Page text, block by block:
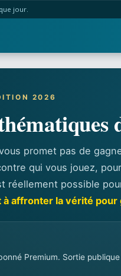
jour.
2026
promet pas de
qui vous jouez,
réellement possible
affronter la vérité pour
Premium. Sortie